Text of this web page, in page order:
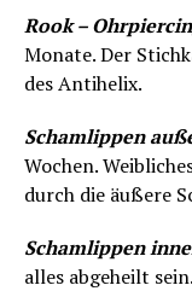
Rook –
Monate. Der
des Antihelix.
Schamlippen
Wochen.
durch die äußere
Schamlippen
alles abgeheilt